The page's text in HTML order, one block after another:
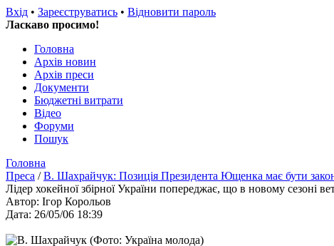
Вхід • Зареєструватись • Відновити пароль
Ласкаво просимо!
Головна
Архів новин
Архів преси
Документи
Бюджетні витрати
Відео
Форуми
Пошук
Головна
Преса /В. Шахрайчук: Позиція Президента Ющенка має бути
Лідер хокейної збірної України попереджає, що в новому сезоні
Автор: Ігор Корольов
Дата: 26/05/06 18:39